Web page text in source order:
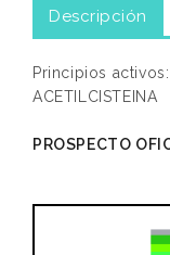
Descripción
Principios activos:
ACETILCISTEINA
PROSPECTO